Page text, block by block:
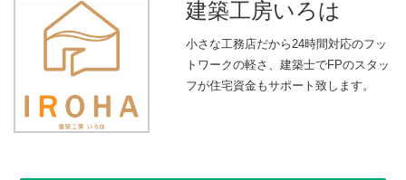
建築工房いろは
小さな工務店だから24時間対応のフッ
トワークの軽さ、建築士でFPのスタッ
フが住宅資金もサポート致します。